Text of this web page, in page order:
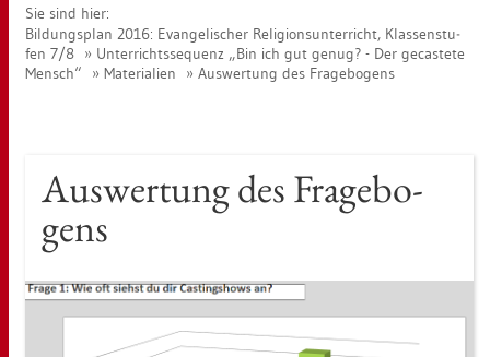
Sie sind hier:
Bil­dungs­plan 2016: Evan­ge­li­scher Re­li­gi­ons­un­ter­richt, Klas­sen­stu­
fen 7/8
Un­ter­richts­se­quenz „Bin ich gut genug? - Der ge­cas­te­te
Mensch“
Ma­te­ria­li­en Aus­wer­tung des Fra­ge­bo­gens
Aus­wer­tung des Fra­ge­bo­
gens